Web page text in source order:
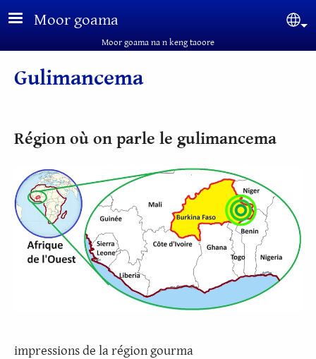
Aller au contenu principal
Moor goama
Moor goama na n keng taoore
Gulimancema
Région où on parle le gulimancema
impressions de la région gourma